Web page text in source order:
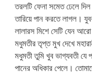
তরলটি ফেনা সমেত ঢেলে
তারিয়ে পান করতে লাগল।
লালারস মিশে সেটি যেন
মধুমতীর তৃপ্ত মুখ দেখে
মধুমতী তুমি খুব ভাগ্যবতী যে
পানের অধিকার পেলে।